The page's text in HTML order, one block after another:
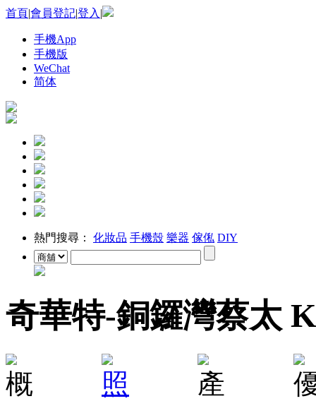
首頁|會員登記|登入 |
手機App
手機版
WeChat
简体
熱門搜尋： 化妝品 手機殼 樂器 傢俬 DIY
奇華特-銅鑼灣蔡太